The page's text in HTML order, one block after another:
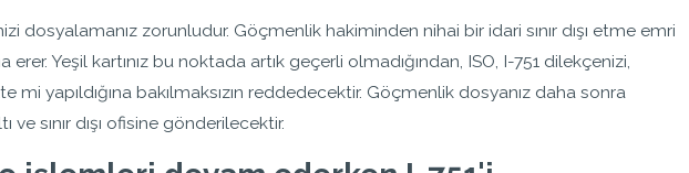
dosyalamanız zorunludur. Göçmenlik hakiminden nihai bir idari sınır dışı etme emri
Yeşil kartınız bu noktada artık geçerli olmadığından, ISO, I-751 dilekçenizi,
yapıldığına bakılmaksızın reddedecektir. Göçmenlik dosyanız daha sonra
sınır dışı ofisine gönderilecektir.